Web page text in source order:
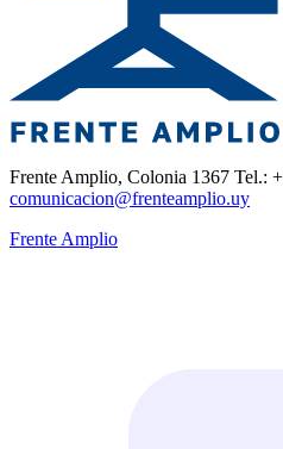
Frente Amplio, Colonia 1367 Tel.:
comunicacion@frenteamplio.uy
Frente Amplio